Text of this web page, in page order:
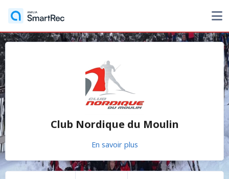
Club Nordique du Moulin
En savoir plus